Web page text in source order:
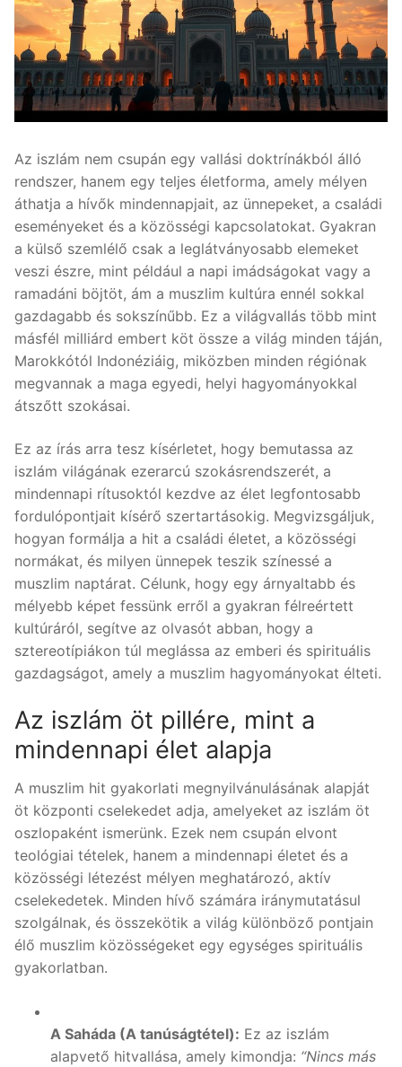
Az iszlám nem csupán egy vallási doktrínákból álló
rendszer, hanem egy teljes életforma, amely mélyen
áthatja a hívők mindennapjait, az ünnepeket, a családi
eseményeket és a közösségi kapcsolatokat. Gyakran
a külső szemlélő csak a leglátványosabb elemeket
veszi észre, mint például a napi imádságokat vagy a
ramadáni böjtöt, ám a muszlim kultúra ennél sokkal
gazdagabb és sokszínűbb. Ez a világvallás több mint
másfél milliárd embert köt össze a világ minden táján,
Marokkótól Indonéziáig, miközben minden régiónak
megvannak a maga egyedi, helyi hagyományokkal
átszőtt szokásai.
Ez az írás arra tesz kísérletet, hogy bemutassa az
iszlám világának ezerarcú szokásrendszerét, a
mindennapi rítusoktól kezdve az élet legfontosabb
fordulópontjait kísérő szertartásokig. Megvizsgáljuk,
hogyan formálja a hit a családi életet, a közösségi
normákat, és milyen ünnepek teszik színessé a
muszlim naptárat. Célunk, hogy egy árnyaltabb és
mélyebb képet fessünk erről a gyakran félreértett
kultúráról, segítve az olvasót abban, hogy a
sztereotípiákon túl meglássa az emberi és spirituális
gazdagságot, amely a muszlim hagyományokat élteti.
Az iszlám öt pillére, mint a
mindennapi élet alapja
A muszlim hit gyakorlati megnyilvánulásának alapját
öt központi cselekedet adja, amelyeket az iszlám öt
oszlopaként ismerünk. Ezek nem csupán elvont
teológiai tételek, hanem a mindennapi életet és a
közösségi létezést mélyen meghatározó, aktív
cselekedetek. Minden hívő számára iránymutatásul
szolgálnak, és összekötik a világ különböző pontjain
élő muszlim közösségeket egy egységes spirituális
gyakorlatban.
A Saháda (A tanúságtétel): Ez az iszlám
alapvető hitvallása, amely kimondja: “Nincs más